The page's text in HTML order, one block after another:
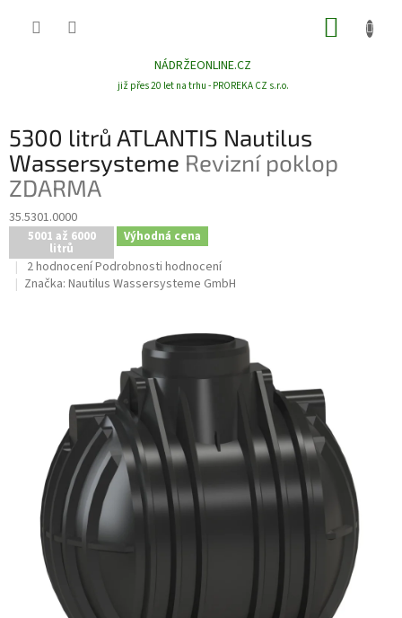
NÁDRŽEONLINE.CZ
již přes 20 let na trhu - PROREKA CZ s.r.o.
5300 litrů ATLANTIS Nautilus
Wassersysteme Revizní poklop
ZDARMA
35.5301.0000
5001 až 6000
litrů
Výhodná cena
Průměrné
hodnocení
2 hodnoceníPodrobnosti hodnocení
Značka: Nautilus Wassersysteme GmbH